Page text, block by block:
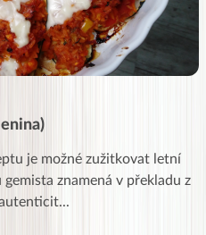
je možné zužitkovat letní
znamená v překladu z
...